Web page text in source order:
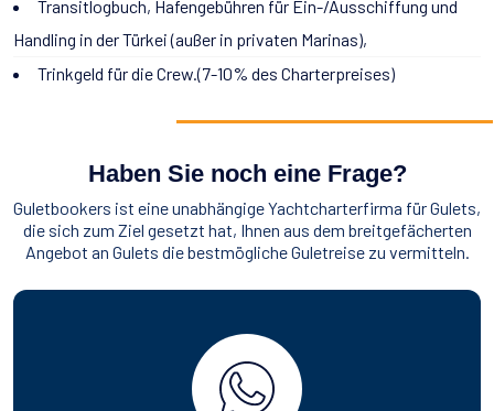
Transitlogbuch, Hafengebühren für Ein-/Ausschiffung und
Handling in der Türkei (außer in privaten Marinas),
Trinkgeld für die Crew.(7-10% des Charterpreises)
Haben Sie noch eine Frage?
Guletbookers ist eine unabhängige Yachtcharterfirma für Gulets,
die sich zum Ziel gesetzt hat, Ihnen aus dem breitgefächerten
Angebot an Gulets die bestmögliche Guletreise zu vermitteln.